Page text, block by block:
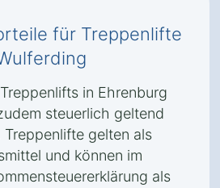
für Treppenlifte
in Ehrenburg
steuerlich geltend
gelten als
und können im
als